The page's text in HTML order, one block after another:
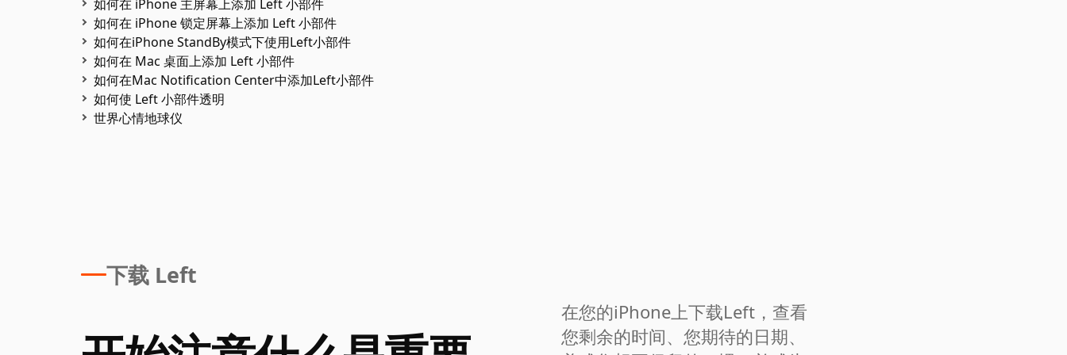
如何在 iPhone 主屏幕上添加 Left 小部件
如何在 iPhone 锁定屏幕上添加 Left 小部件
如何在iPhone StandBy模式下使用Left小部件
如何在 Mac 桌面上添加 Left 小部件
如何在Mac Notification Center中添加Left小部件
如何使 Left 小部件透明
世界心情地球仪
下载 Left
在您的iPhone上下载Left，查看
您剩余的时间、您期待的日期、